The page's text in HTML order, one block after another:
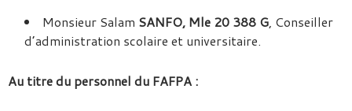
Monsieur Salam SANFO, Mle 20 388 G, Conseiller
d’administration scolaire et universitaire.
Au titre du personnel du FAFPA :